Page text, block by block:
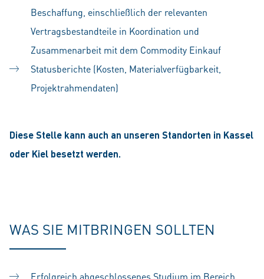
Beschaffung, einschließlich der relevanten
Vertragsbestandteile in Koordination und
Zusammenarbeit mit dem Commodity Einkauf
Statusberichte (Kosten, Materialverfügbarkeit,
Projektrahmendaten)
Diese Stelle kann auch an unseren Standorten in Kassel
oder Kiel besetzt werden.
WAS SIE MITBRINGEN SOLLTEN
Erfolgreich abgeschlossenes Studium im Bereich